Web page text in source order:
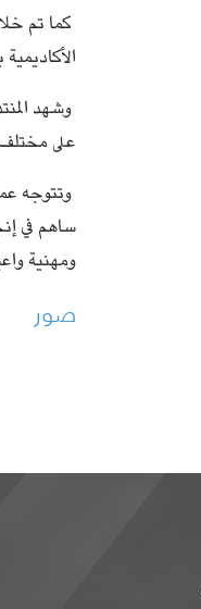
وشهد
على مختلف
وتتوجه
ساهم في
ومهنية
صور